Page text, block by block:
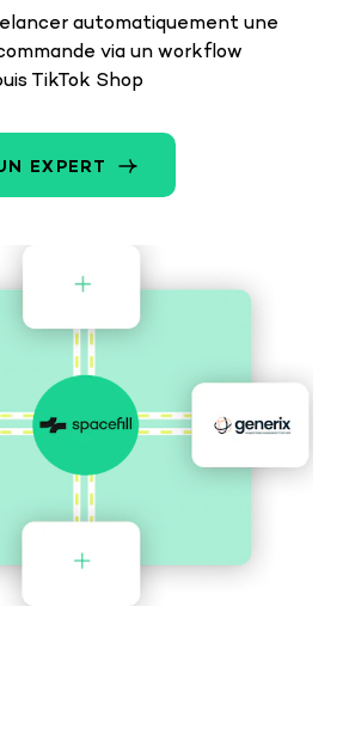
automatiquement une
via un workflow
TikTok Shop
EXPERT